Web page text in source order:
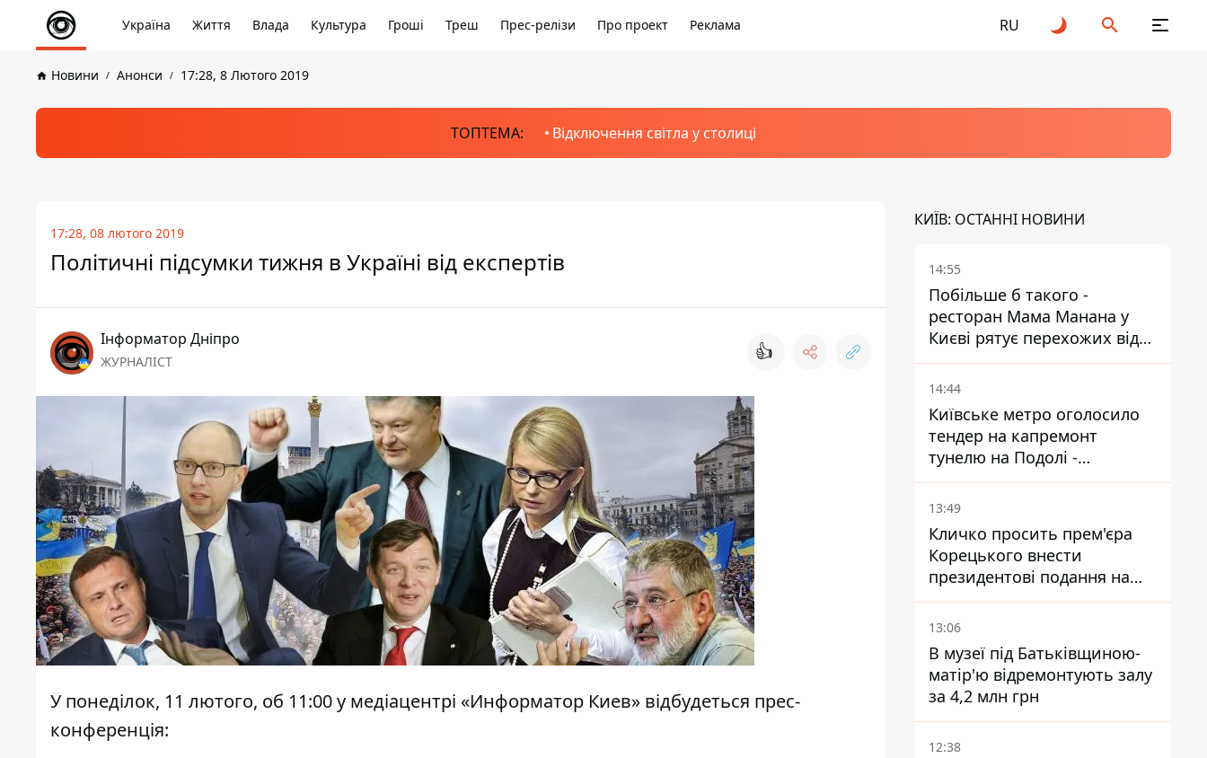
Україна Життя Влада Культура Гроші Треш Прес-релізи Про проект Реклама RU
Новини Анонси 17:28, 8 Лютого 2019
ТОПТЕМА: Відключення світла у столиці
17:28, 08 лютого 2019
Політичні підсумки тижня в Україні від експертів
Інформатор Дніпро
ЖУРНАЛІСТ 👍
У понеділок, 11 лютого, об 11:00 у медіацентрі «Информатор Киев» відбудеться прес-
конференція:
КИЇВ: ОСТАННІ НОВИНИ
14:55
Побільше б такого -
ресторан Мама Манана у
Києві рятує перехожих від
спеки
14:44
Київське метро оголосило
тендер на капремонт
тунелю на Подолі -
триватиме майже два роки
13:49
Кличко просить прем'єра
Корецького внести
президентові подання на
звільнення володаря
Троєщини Бахматова
13:06
В музеї під Батьківщиною-
матір'ю відремонтують залу
за 4,2 млн грн
12:38